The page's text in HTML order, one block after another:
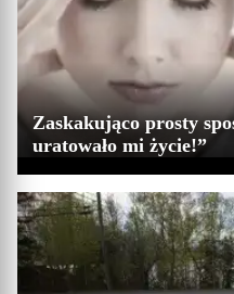
Zaskakująco prosty
uratowało mi życie!”